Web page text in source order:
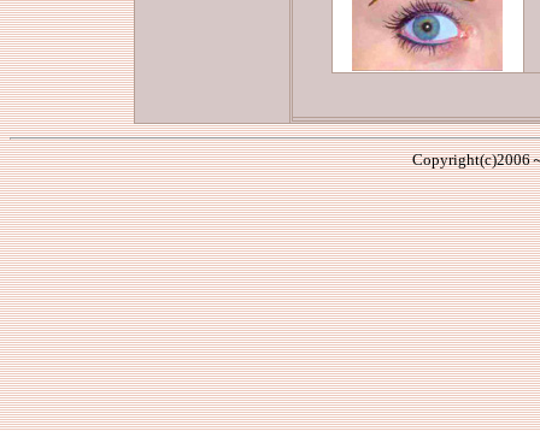
Copyright(c)2006